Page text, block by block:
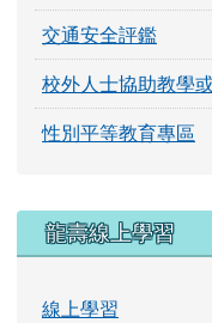
交通安全評鑑
校外人士協助教學
性別平等教育專區
龍壽線上學習
線上學習